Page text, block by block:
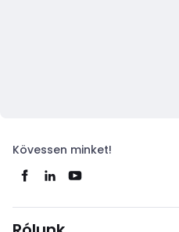
Kövessen minket!